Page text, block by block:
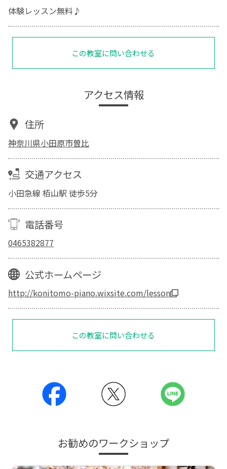
体験レッスン無料♪
この教室に問い合わせる
アクセス情報
住所
神奈川県小田原市曽比
交通アクセス
小田急線 栢山駅 徒歩5分
電話番号
0465382877
公式ホームページ
http://konitomo-piano.wixsite.com/lesson
この教室に問い合わせる
お勧めのワークショップ